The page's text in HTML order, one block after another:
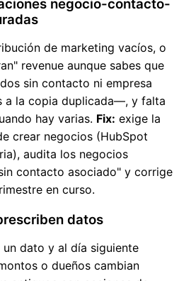
negocio-contacto-
de marketing vacíos, o
revenue aunque sabes que
sin contacto ni empresa
a la copia duplicada—, y falta
hay varias. Fix: exige la
crear negocios (HubSpot
audita los negocios
contacto asociado" y corrige
en curso.
datos
dato y al día siguiente
o dueños cambian